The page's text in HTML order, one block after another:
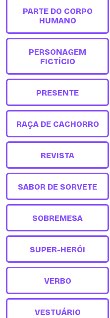
PARTE DO CORPO
HUMANO
PERSONAGEM
FICTÍCIO
PRESENTE
RAÇA DE CACHORRO
REVISTA
SABOR DE SORVETE
SOBREMESA
SUPER-HERÓI
VERBO
VESTUÁRIO